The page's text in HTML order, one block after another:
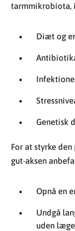
tarmmikrobiota,
Diæt og
Genetisk
For at styrke
gut-aksen
Opnå en
Undgå
uden